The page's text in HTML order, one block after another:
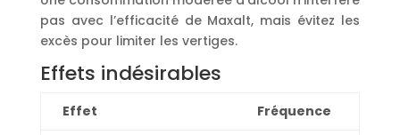
pas avec l’efficacité de Maxalt, mais évitez les
excès pour limiter les vertiges.
Effets indésirables
Effet
Fréquence